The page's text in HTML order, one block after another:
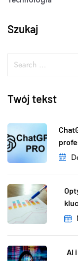
Szukaj
Twój tekst
AI